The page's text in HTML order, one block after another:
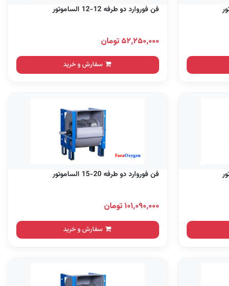
فن فوروارد دو طرفه 12-12 الساموتور
۵۲,۲۵۰,۰۰۰ تومان
سفارش و خرید
فن فوروارد دو طرفه 20-15 الساموتور
۱۰۱,۰۹۰,۰۰۰ تومان
سفارش و خرید